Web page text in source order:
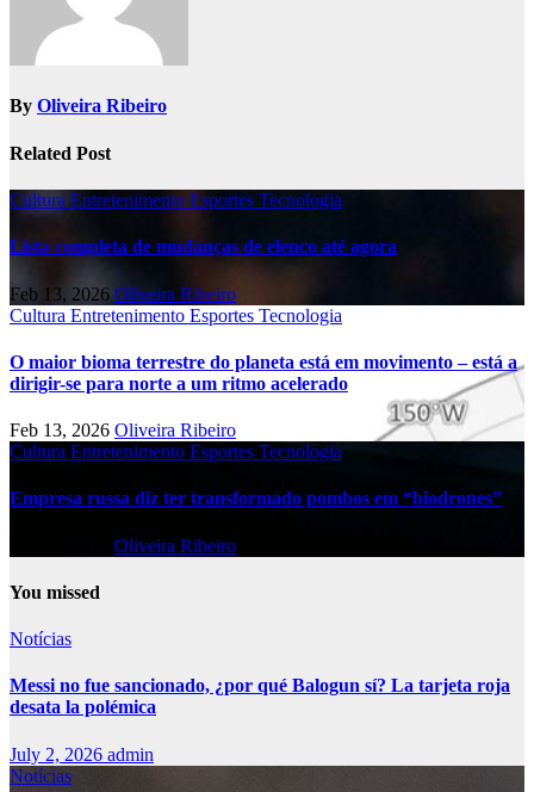
By Oliveira Ribeiro
Related Post
Cultura Entretenimento Esportes Tecnologia
Lista completa de mudanças de elenco até agora
Feb 13, 2026 Oliveira Ribeiro
Cultura Entretenimento Esportes Tecnologia
O maior bioma terrestre do planeta está em movimento – está a
dirigir-se para norte a um ritmo acelerado
Feb 13, 2026 Oliveira Ribeiro
Cultura Entretenimento Esportes Tecnologia
Empresa russa diz ter transformado pombos em “biodrones”
Oliveira Ribeiro
You missed
Notícias
Messi no fue sancionado, ¿por qué Balogun sí? La tarjeta roja
desata la polémica
July 2, 2026 admin
Notícias